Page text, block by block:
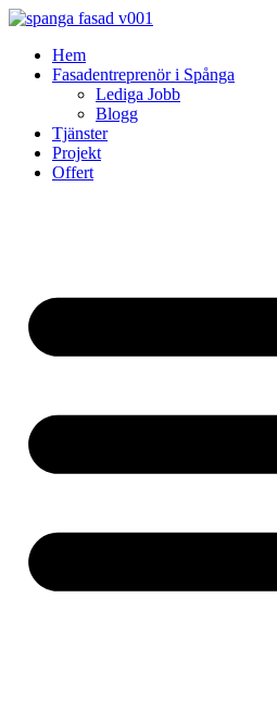
Skip
contentHem
Fasadentreprenör i Spånga
Lediga Jobb
Blogg
Tjänster
Projekt
Offert